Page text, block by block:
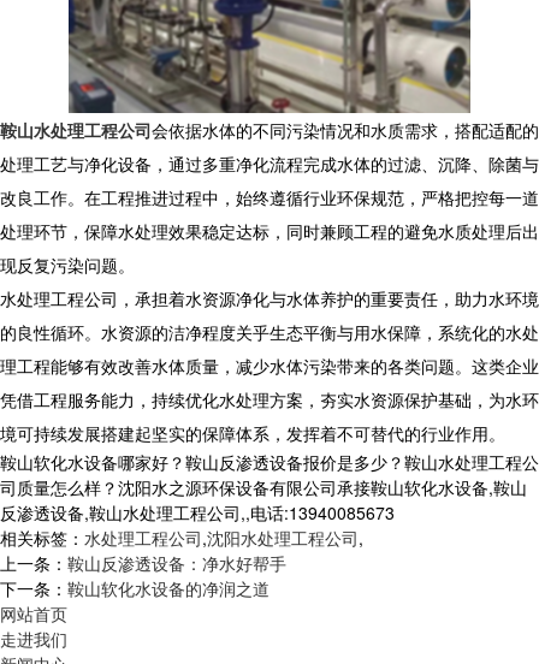
鞍山水处理工程公司会依据水体的不同污染情况和水质需求，搭配适配的
处理工艺与净化设备，通过多重净化流程完成水体的过滤、沉降、除菌与
改良工作。在工程推进过程中，始终遵循行业环保规范，严格把控每一道
处理环节，保障水处理效果稳定达标，同时兼顾工程的避免水质处理后出
现反复污染问题。
水处理工程公司，承担着水资源净化与水体养护的重要责任，助力水环境
的良性循环。水资源的洁净程度关乎生态平衡与用水保障，系统化的水处
理工程能够有效改善水体质量，减少水体污染带来的各类问题。这类企业
凭借工程服务能力，持续优化水处理方案，夯实水资源保护基础，为水环
境可持续发展搭建起坚实的保障体系，发挥着不可替代的行业作用。
鞍山软化水设备哪家好？鞍山反渗透设备报价是多少？鞍山水处理工程公
司质量怎么样？沈阳水之源环保设备有限公司承接鞍山软化水设备,鞍山
反渗透设备,鞍山水处理工程公司,,电话:13940085673
相关标签： 水处理工程公司,沈阳水处理工程公司,
上一条： 鞍山反渗透设备：净水好帮手
下一条： 鞍山软化水设备的净润之道
网站首页
走进我们